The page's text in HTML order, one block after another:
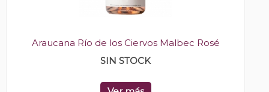
Araucana Río de los Ciervos Malbec Rosé
SIN STOCK